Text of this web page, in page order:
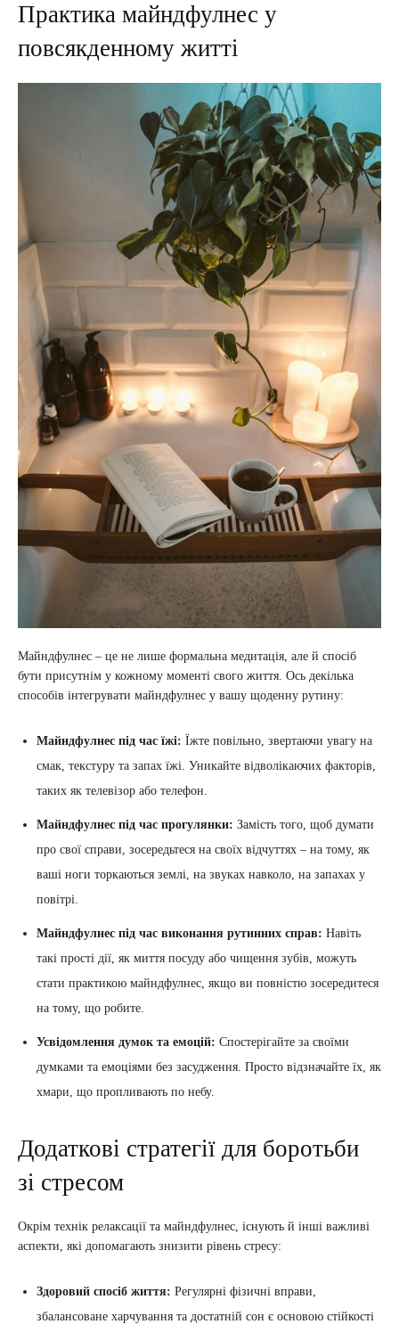
Практика майндфулнес у
повсякденному житті
Майндфулнес – це не лише формальна медитація, але й спосіб
бути присутнім у кожному моменті свого життя. Ось декілька
способів інтегрувати майндфулнес у вашу щоденну рутину:
Майндфулнес під час їжі: Їжте повільно, звертаючи увагу на
смак, текстуру та запах їжі. Уникайте відволікаючих факторів,
таких як телевізор або телефон.
Майндфулнес під час прогулянки: Замість того, щоб думати
про свої справи, зосередьтеся на своїх відчуттях – на тому, як
ваші ноги торкаються землі, на звуках навколо, на запахах у
повітрі.
Майндфулнес під час виконання рутинних справ: Навіть
такі прості дії, як миття посуду або чищення зубів, можуть
стати практикою майндфулнес, якщо ви повністю зосередитеся
на тому, що робите.
Усвідомлення думок та емоцій: Спостерігайте за своїми
думками та емоціями без засудження. Просто відзначайте їх, як
хмари, що пропливають по небу.
Додаткові стратегії для боротьби
зі стресом
Окрім технік релаксації та майндфулнес, існують й інші важливі
аспекти, які допомагають знизити рівень стресу:
Здоровий спосіб життя: Регулярні фізичні вправи,
збалансоване харчування та достатній сон є основою стійкості